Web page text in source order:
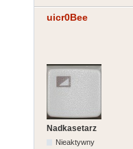
uicr0Bee
Nadkasetarz
Nieaktywny